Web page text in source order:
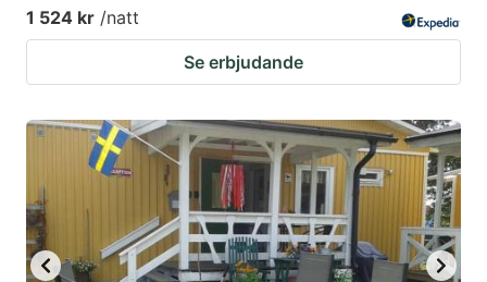
1 524 kr /natt
Se erbjudande